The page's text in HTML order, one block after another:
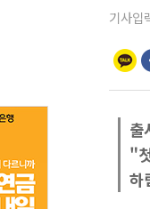
기사입
출
"
하